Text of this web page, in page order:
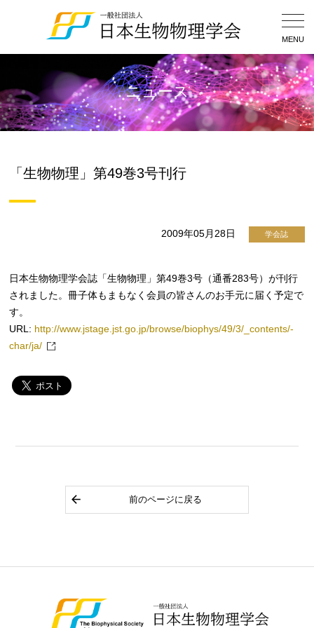
MENU
ニュース
「生物物理」第49巻3号刊行
2009年05月28日 学会誌
日本生物物理学会誌「生物物理」第49巻3号（通番283号）が刊行
されました。冊子体もまもなく会員の皆さんのお手元に届く予定で
す。
URL: http://www.jstage.jst.go.jp/browse/biophys/49/3/_contents/-
char/ja/
前のページに戻る